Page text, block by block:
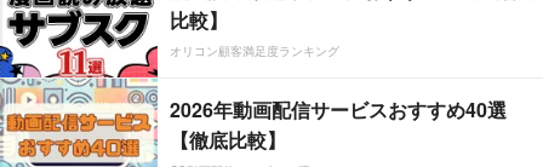
比較】
オリコン顧客満足度ランキング
2026年動画配信サービスおすすめ40選
【徹底比較】